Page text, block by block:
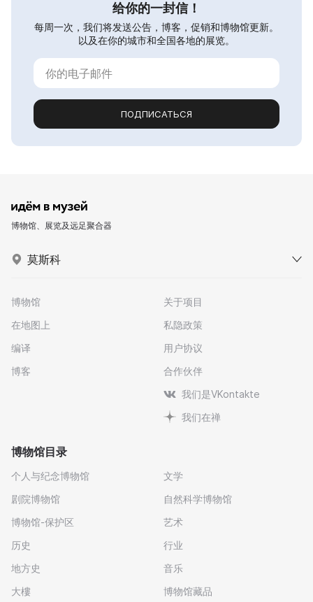
给你的一封信！
每周一次，我们将发送公告，博客，促销和博物馆更新。
以及在你的城市和全国各地的展览。
ПОДПИСАТЬСЯ
博物馆、展览及远足聚合器
莫斯科
博物馆
在地图上
编译
博客
关于项目
私隐政策
用户协议
合作伙伴
我们是VKontakte
我们在禅
博物馆目录
个人与纪念博物馆
剧院博物馆
博物馆-保护区
历史
地方史
大樓
文学
自然科学博物馆
艺术
行业
音乐
博物馆藏品